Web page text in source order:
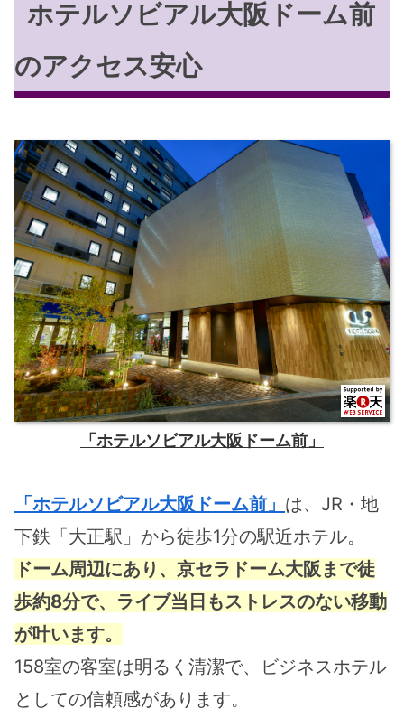
ホテルソビアル大阪ドーム前
のアクセス安心
「ホテルソビアル大阪ドーム前」
「ホテルソビアル大阪ドーム前」 は、JR・地
下鉄「大正駅」から徒歩1分の駅近ホテル。
ドーム周辺にあり、京セラドーム大阪まで徒
歩約8分で、ライブ当日もストレスのない移動
が叶います。
158室の客室は明るく清潔で、ビジネスホテル
としての信頼感があります。